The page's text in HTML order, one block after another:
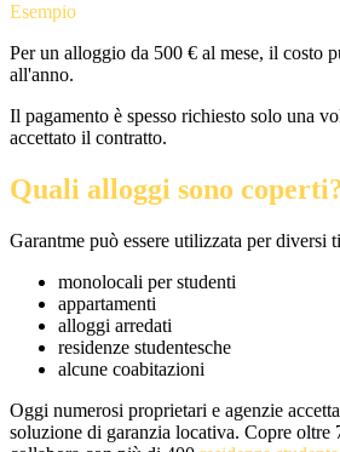
Esempio
Per un alloggio da 500 € al mese, il costo
all'anno.
Il pagamento è spesso richiesto solo una
accettato il contratto.
Quali alloggi sono
Garantme può essere utilizzata per diversi
monolocali per studenti
appartamenti
alloggi arredati
residenze studentesche
alcune coabitazioni
Oggi numerosi proprietari e agenzie
soluzione di garanzia locativa. Copre